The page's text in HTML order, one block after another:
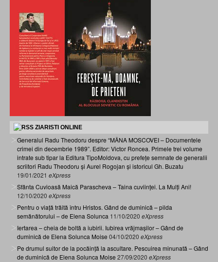
ZIARISTI ONLINE
Generalul Radu Theodoru despre “MÂNA MOSCOVEI – Documentele
crimei din decembrie 1989”. Editor: Victor Roncea. Primele trei volume
intrate sub tipar la Editura TipoMoldova, cu prefețe semnate de generalii
scriitori Radu Theodoru și Aurel Rogojan și istoricul Gh. Buzatu
19/01/2021 eXpress
Sfânta Cuvioasă Maică Parascheva – Taina cuviinței. La Mulți Ani!
12/10/2020 eXpress
Pentru o viață trăită întru Hristos. Gând de duminică – pilda
semănătorului – de Elena Solunca 11/10/2020 eXpress
Iertarea – cheia de boltă a iubirii. Iubirea vrăjmașilor – Gând de
duminică de Elena Solunca Moise 04/10/2020 eXpress
Pe drumul suitor de la pocăință la ascultare. Pescuirea minunată – Gând
de duminică de Elena Solunca Moise 27/09/2020 eXpress